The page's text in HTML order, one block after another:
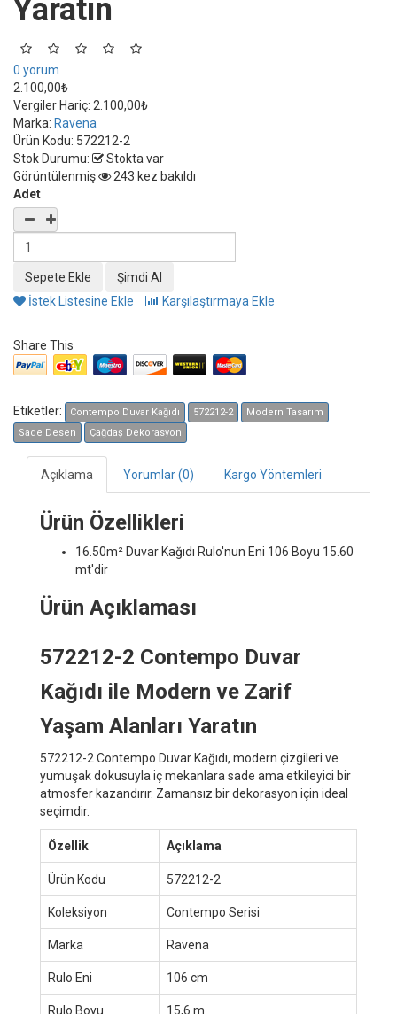
Yaratın
0 yorum
2.100,00₺
Vergiler Hariç: 2.100,00₺
Marka: Ravena
Ürün Kodu: 572212-2
Stok Durumu:
Stokta var
Görüntülenmiş
243 kez bakıldı
Adet
İstek Listesine Ekle Karşılaştırmaya Ekle
Share This
Etiketler: Contempo Duvar Kağıdı 572212-2
Modern Tasarım
Sade Desen
Çağdaş Dekorasyon
Açıklama Yorumlar (0) Kargo Yöntemleri
Ürün Özellikleri
16.50m² Duvar Kağıdı Rulo'nun Eni 106 Boyu 15.60
mt'dir
Ürün Açıklaması
572212-2 Contempo Duvar
Kağıdı ile Modern ve Zarif
Yaşam Alanları Yaratın
572212-2 Contempo Duvar Kağıdı, modern çizgileri ve
yumuşak dokusuyla iç mekanlara sade ama etkileyici bir
atmosfer kazandırır. Zamansız bir dekorasyon için ideal
seçimdir.
Özellik Açıklama
Ürün Kodu 572212-2
Koleksiyon Contempo Serisi
Marka Ravena
Rulo Eni 106 cm
Rulo Boyu 15,6 m